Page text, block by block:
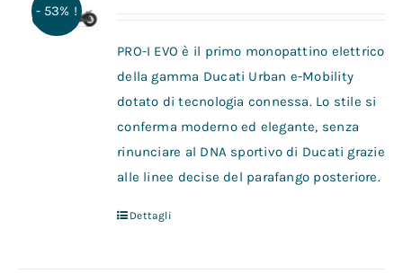
- 53% !
PRO-I EVO è il primo monopattino elettrico
della gamma Ducati Urban e-Mobility
dotato di tecnologia connessa. Lo stile si
conferma moderno ed elegante, senza
rinunciare al DNA sportivo di Ducati grazie
alle linee decise del parafango posteriore.
Dettagli